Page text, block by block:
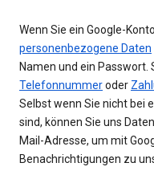
Wenn Sie ein Google-
personenbezogene Daten
Namen und ein Passwort.
Telefonnummeroder
Selbst wenn Sie nicht bei
sind, können Sie uns
Mail-Adresse, um mit
Benachrichtigungen zu